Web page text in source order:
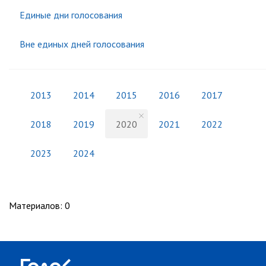
Единые дни голосования
Вне единых дней голосования
2013 2014 2015 2016 2017
2018 2019 2020 2021 2022
2023 2024
Материалов: 0